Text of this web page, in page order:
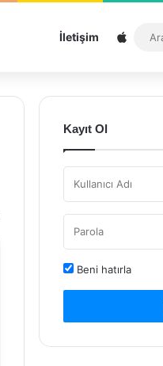
İletişim
Kayıt Ol
Beni hatırla